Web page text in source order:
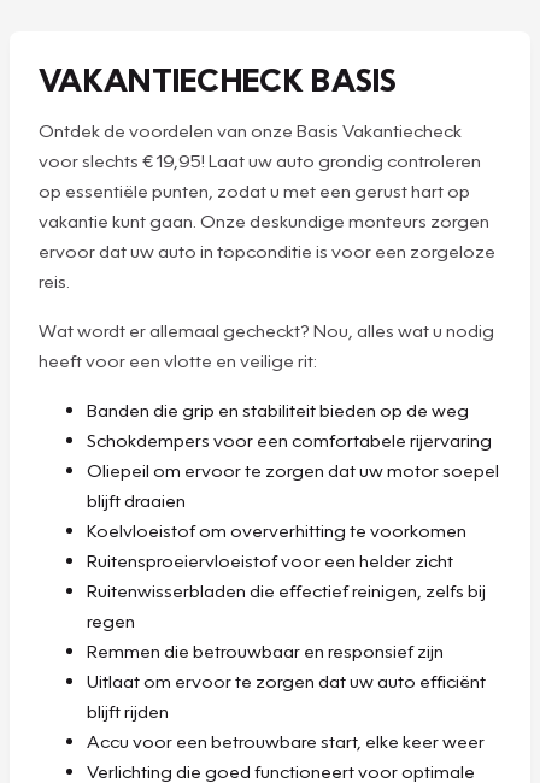
VAKANTIECHECK BASIS
Ontdek de voordelen van onze Basis Vakantiecheck
voor slechts € 19,95! Laat uw auto grondig controleren
op essentiële punten, zodat u met een gerust hart op
vakantie kunt gaan. Onze deskundige monteurs zorgen
ervoor dat uw auto in topconditie is voor een zorgeloze
reis.
Wat wordt er allemaal gecheckt? Nou, alles wat u nodig
heeft voor een vlotte en veilige rit:
Banden die grip en stabiliteit bieden op de weg
Schokdempers voor een comfortabele rijervaring
Oliepeil om ervoor te zorgen dat uw motor soepel
blijft draaien
Koelvloeistof om oververhitting te voorkomen
Ruitensproeiervloeistof voor een helder zicht
Ruitenwisserbladen die effectief reinigen, zelfs bij
regen
Remmen die betrouwbaar en responsief zijn
Uitlaat om ervoor te zorgen dat uw auto efficiënt
blijft rijden
Accu voor een betrouwbare start, elke keer weer
Verlichting die goed functioneert voor optimale